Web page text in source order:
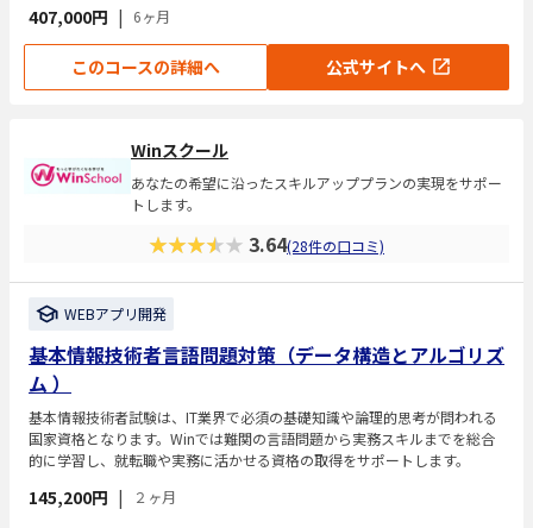
407,000円 | 6ヶ月
このコースの詳細へ 公式サイトへ
Winスクール
あなたの希望に沿ったスキルアッププランの実現をサポー
トします。
★★★★★ 3.64(28件の口コミ)
WEBアプリ開発
基本情報技術者言語問題対策（データ構造とアルゴリズ
ム ）
基本情報技術者試験は、IT業界で必須の基礎知識や論理的思考が問われる
国家資格となります。Winでは難関の言語問題から実務スキルまでを総合
的に学習し、就転職や実務に活かせる資格の取得をサポートします。
145,200円 | ２ヶ月